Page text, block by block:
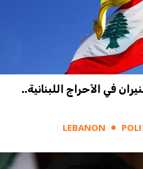
في الأحراج اللبنانية..
LEBANON